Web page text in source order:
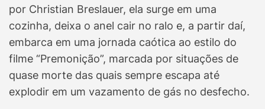
por Christian Breslauer, ela surge em uma
cozinha, deixa o anel cair no ralo e, a partir daí,
embarca em uma jornada caótica ao estilo do
filme “Premonição”, marcada por situações de
quase morte das quais sempre escapa até
explodir em um vazamento de gás no desfecho.